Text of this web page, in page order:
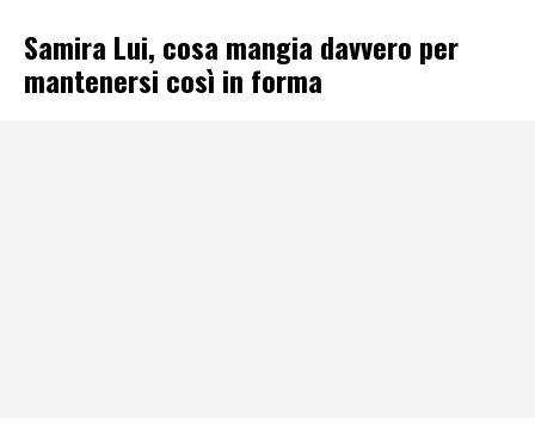
Samira Lui, cosa mangia davvero per
mantenersi così in forma